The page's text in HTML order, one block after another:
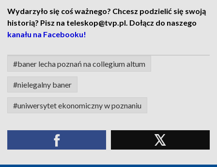
Wydarzyło się coś ważnego? Chcesz podzielić się swoją
historią? Pisz na teleskop@tvp.pl. Dołącz do naszego
kanału na Facebooku!
#baner lecha poznań na collegium altum
#nielegalny baner
#uniwersytet ekonomiczny w poznaniu